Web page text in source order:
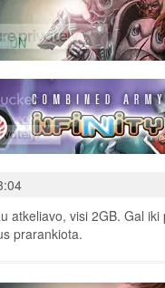
atkeliavo, visi 2GB. Gal
prarankiota.